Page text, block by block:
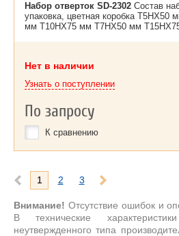
Набор отверток SD-2302 Состав
упаковка, цветная коробка T5HX50
мм T10HX75 мм T7HX50 мм
Нет в наличии
Узнать о поступлении
По запросу
К сравнению
1 2 3
Внимание! Отсутствие ошибок и
В технические
неутвержденного типа